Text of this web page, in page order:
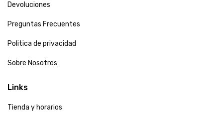
Devoluciones
Preguntas Frecuentes
Politica de privacidad
Sobre Nosotros
Links
Tienda y horarios